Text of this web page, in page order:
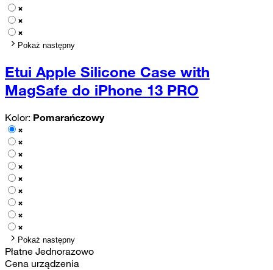
Pokaż następny
Etui Apple Silicone Case with
MagSafe do iPhone 13 PRO
Kolor: Pomarańczowy
Pokaż następny
Płatne Jednorazowo
Cena urządzenia